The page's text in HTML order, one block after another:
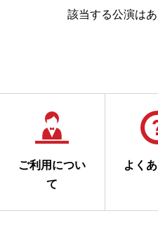
該当する公演は
ご利用につい
て
よく